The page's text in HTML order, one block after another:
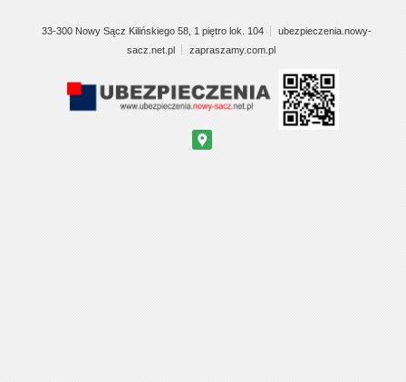
33-300 Nowy Sącz Kilińskiego 58, 1 piętro lok. 104
ubezpieczenia.nowy-
sacz.net.pl
zapraszamy.com.pl